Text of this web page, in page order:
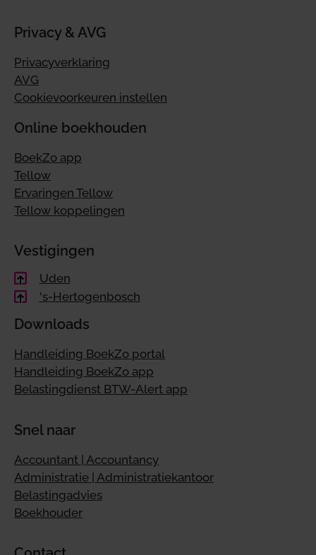
Privacy & AVG
Privacyverklaring
AVG
Cookievoorkeuren instellen
Online boekhouden
BoekZo app
Tellow
Ervaringen Tellow
Tellow koppelingen
Vestigingen
Uden
's-Hertogenbosch
Downloads
Handleiding BoekZo portal
Handleiding BoekZo app
Belastingdienst BTW-Alert app
Snel naar
Accountant | Accountancy
Administratie | Administratiekantoor
Belastingadvies
Boekhouder